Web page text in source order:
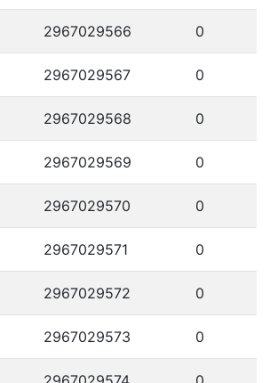
2967029566 0
2967029567 0
2967029568 0
2967029569 0
2967029570 0
2967029571 0
2967029572 0
2967029573 0